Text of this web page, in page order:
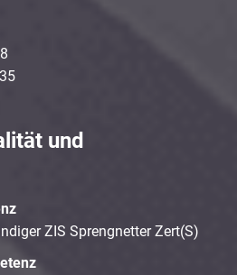
und
ZIS Sprengnetter Zert(S)